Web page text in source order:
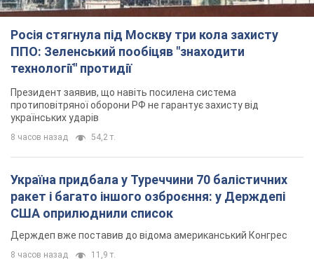
Росія стягнула під Москву три кола захисту
ППО: Зеленський пообіцяв "знаходити
технології" протидії
Президент заявив, що навіть посилена система
протиповітряної оборони РФ не гарантує захисту від
українських ударів
8 часов назад 54,2 т.
Україна придбала у Туреччини 70 балістичних
ракет і багато іншого озброєння: у Держдепі
США оприлюднили список
Держдеп вже поставив до відома американський Конгрес
8 часов назад 11,9 т.